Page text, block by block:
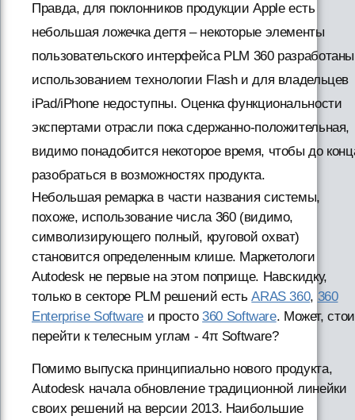
Правда, для поклонников продукции Apple есть
небольшая ложечка дегтя – некоторые элементы
пользовательского интерфейса PLM 360
использованием технологии Flash и для владельцев
iPad/iPhone недоступны. Оценка функциональности
экспертами отрасли пока сдержанно-положительная,
видимо понадобится некоторое время, чтобы до
разобраться в возможностях продукта.
Небольшая ремарка в части названия системы,
похоже, использование числа 360 (видимо,
символизирующего полный, круговой охват)
становится определенным клише. Маркетологи
Autodesk не первые на этом поприще. Навскидку,
только в секторе PLM решений естьARAS 360, 360
Enterprise Softwareи просто360 Software. Может,
перейти к телесным углам - 4π Software?
Помимо выпуска принципиально нового продукта,
Autodesk начала обновление традиционной линейки
своих решений на версии 2013. Наибольшие